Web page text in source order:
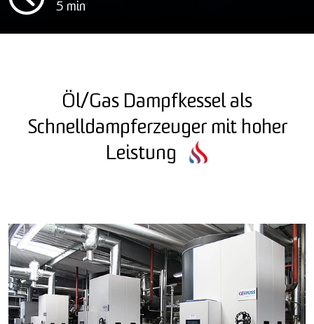
5 min
Öl/Gas Dampfkessel als
Schnelldampferzeuger mit hoher
Leistung